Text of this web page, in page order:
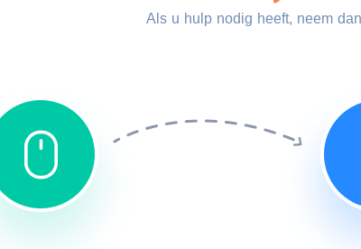
Als u hulp nodig heeft, neem